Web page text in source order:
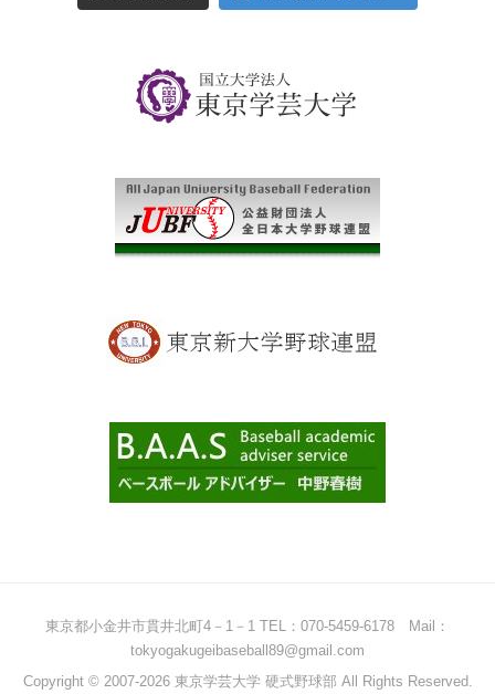
東京都小金井市貫井北町4－1－1 TEL：070-5459-6178 Mail：
tokyogakugeibaseball89@gmail.com
Copyright © 2007-2026 東京学芸大学 硬式野球部 All Rights Reserved.